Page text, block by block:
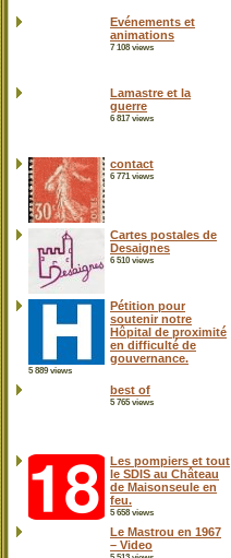
Evénements et
animations
7 108 views
Lamastre et la
guerre
6 817 views
contact
6 771 views
Cartes postales de
Desaignes
6 510 views
Pétition pour
soutenir notre
Hôpital de proximité
en difficulté de
gouvernance.
5 889 views
best of
5 765 views
Les pompiers et tout
le SDIS au Château
de Maisonseule en
feu.
5 658 views
Le Mastrou en 1967
– Video